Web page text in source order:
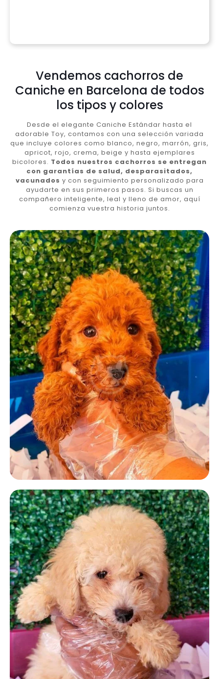
Vendemos cachorros de
Caniche en Barcelona de todos
los tipos y colores
Desde el elegante Caniche Estándar hasta el
adorable Toy, contamos con una selección variada
que incluye colores como blanco, negro, marrón, gris,
apricot, rojo, crema, beige y hasta ejemplares
bicolores. Todos nuestros cachorros se entregan
con garantías de salud, desparasitados,
vacunados y con seguimiento personalizado para
ayudarte en sus primeros pasos. Si buscas un
compañero inteligente, leal y lleno de amor, aquí
comienza vuestra historia juntos.